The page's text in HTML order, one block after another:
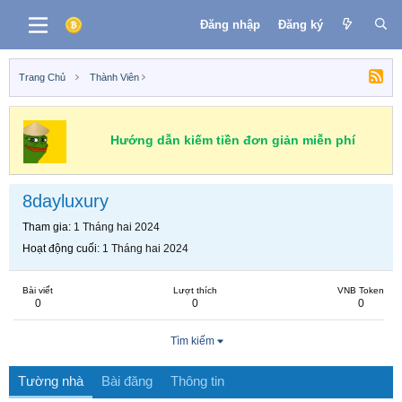
Đăng nhập Đăng ký
Trang Chủ Thành Viên
Hướng dẫn kiếm tiền đơn giản miễn phí
8dayluxury
Tham gia 1 Tháng hai 2024
Hoạt động cuối 1 Tháng hai 2024
Bài viết
0
Lượt thích
0
VNB Token
0
Tìm kiếm
Tường nhà Bài đăng Thông tin